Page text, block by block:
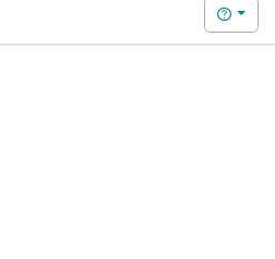
Hilfe